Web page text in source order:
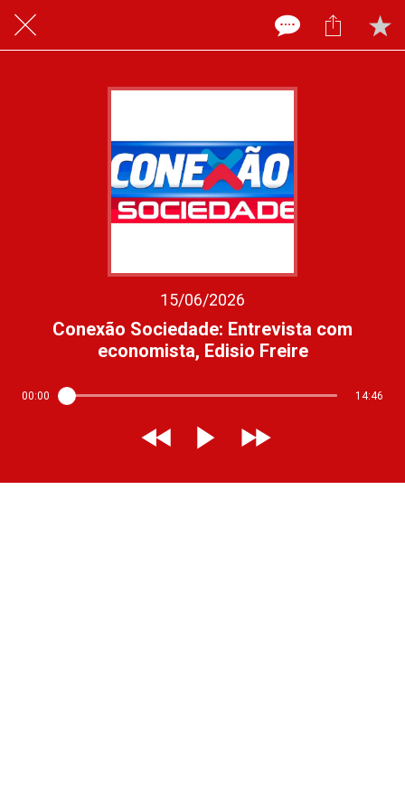
15/06/2026
Conexão Sociedade: Entrevista com
economista, Edisio Freire
00:00 14:46